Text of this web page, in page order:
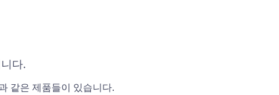
다.
같은 제품들이 있습니다.